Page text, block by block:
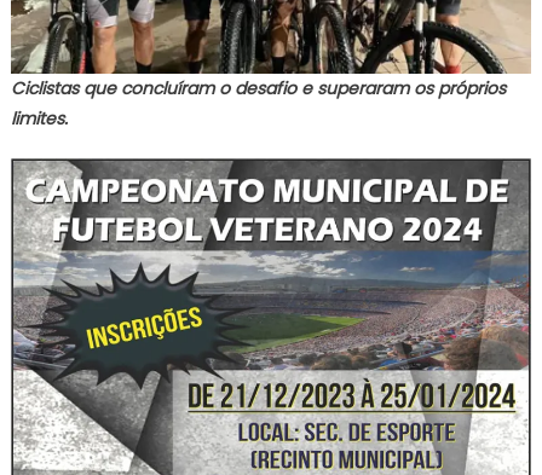
Ciclistas que concluíram o desafio e superaram os próprios
limites.